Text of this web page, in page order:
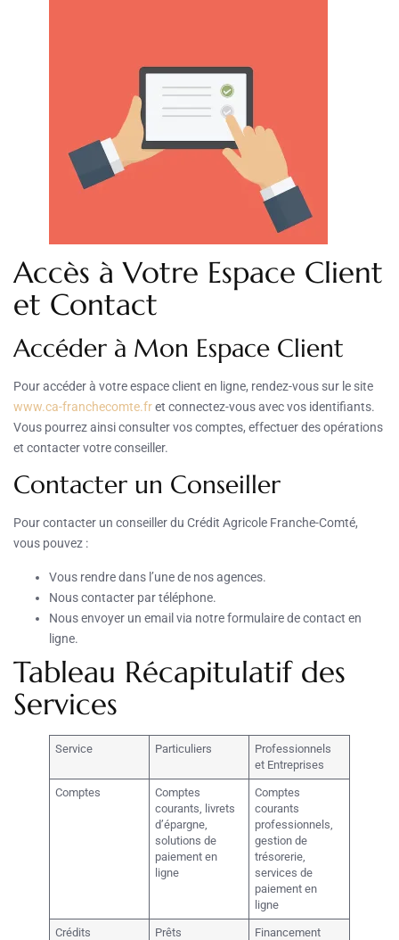
Accès à Votre Espace Client
et Contact
Accéder à Mon Espace Client
Pour accéder à votre espace client en ligne, rendez-vous sur le site
www.ca-franchecomte.fret connectez-vous avec vos identifiants.
Vous pourrez ainsi consulter vos comptes, effectuer des opérations
et contacter votre conseiller.
Contacter un Conseiller
Pour contacter un conseiller du Crédit Agricole Franche-Comté,
vous pouvez :
Vous rendre dans l’une de nos agences.
Nous contacter par téléphone.
Nous envoyer un email via notre formulaire de contact en
ligne.
Tableau Récapitulatif des
Services
Service Particuliers
Professionnels
et Entreprises
Comptes
Comptes
courants, livrets
d’épargne,
solutions de
paiement en
ligne
Comptes
courants
professionnels,
gestion de
trésorerie,
services de
paiement en
ligne
Crédits
Prêts
Financement